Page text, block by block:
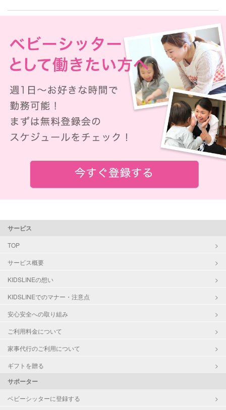
サービス
TOP
サービス概要
KIDSLINEの想い
KIDSLINEでのマナー・注意点
安心安全への取り組み
ご利用料金について
家事代行のご利用について
ギフトを贈る
サポーター
ベビーシッターに登録する